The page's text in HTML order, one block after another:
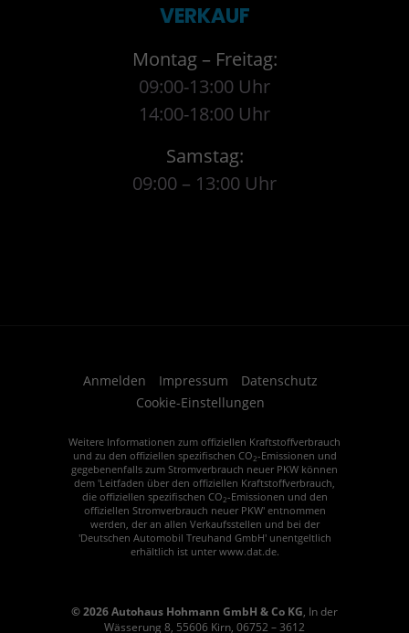
VERKAUF
Montag – Freitag:
09:00-13:00 Uhr
14:00-18:00 Uhr
Samstag:
09:00 – 13:00 Uhr
Anmelden Impressum
Datenschutz
Cookie-Einstellungen
Weitere Informationen zum offiziellen Kraftstoffverbrauch
und zu den offiziellen spezifischen CO2-Emissionen und
gegebenenfalls zum Stromverbrauch neuer PKW können
dem 'Leitfaden über den offiziellen Kraftstoffverbrauch,
die offiziellen spezifischen CO2-Emissionen und den
offiziellen Stromverbrauch neuer PKW' entnommen
werden, der an allen Verkaufsstellen und bei der
'Deutschen Automobil Treuhand GmbH' unentgeltlich
erhältlich ist unter www.dat.de.
© 2026Autohaus Hohmann GmbH & Co KG, In der
Wässerung 8, 55606 Kirn, 06752 – 3612